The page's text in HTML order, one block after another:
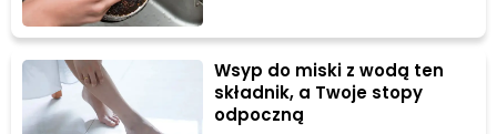
Wsyp do miski z wodą ten
składnik, a Twoje stopy
odpoczną